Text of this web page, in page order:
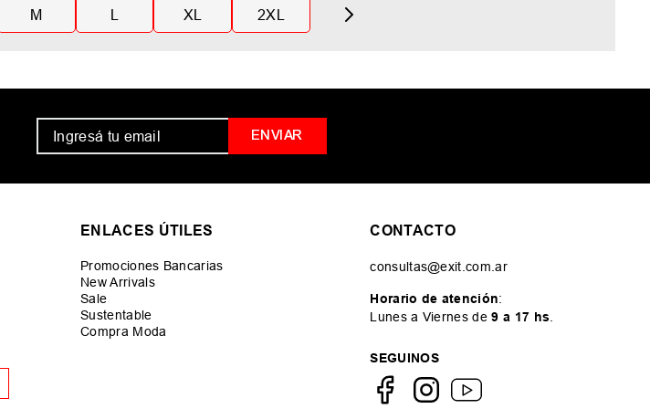
M L XL 2XL
ENVIAR
ENLACES ÚTILES
Promociones Bancarias
New Arrivals
Sale
Sustentable
Compra Moda
CONTACTO
consultas@exit.com.ar
Horario de atención:
Lunes a Viernes de9 a 17 hs
SEGUINOS